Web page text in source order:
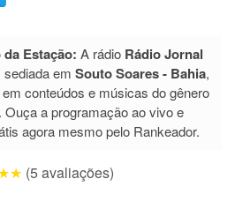
da Estação: A rádio Rádio Jornal
sediada em Souto Soares - Bahia,
conteúdos e músicas do gênero
. Ouça a programação ao vivo e
agora mesmo pelo Rankeador.
(5 avaliações)